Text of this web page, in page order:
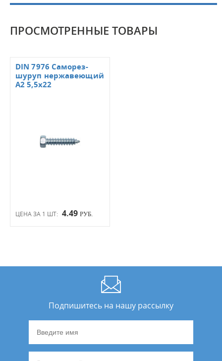
ПРОСМОТРЕННЫЕ ТОВАРЫ
ЦЕНА ЗА 1 ШТ: 4.49 РУБ.
DIN 7976 Саморез-
шуруп нержавеющий
А2 5,5х22
Подпишитесь на нашу рассылку